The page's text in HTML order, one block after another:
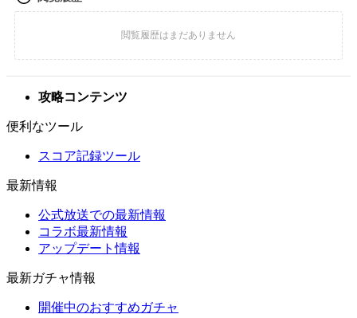
攻略コンテンツ
便利なツール
スコア記録ツール
最新情報
公式放送での最新情報
コラボ最新情報
アップデート情報
最新ガチャ情報
開催中のおすすめガチャ